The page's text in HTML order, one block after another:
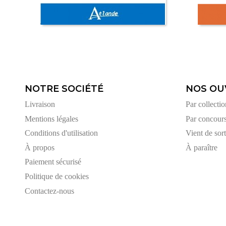
NOTRE SOCIÉTÉ
Livraison
Mentions légales
Conditions d'utilisation
À propos
Paiement sécurisé
Politique de cookies
Contactez-nous
NOS
Par
Par
Vient de
À paraître